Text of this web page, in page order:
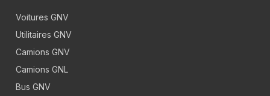
Voitures GNV
Utilitaires GNV
Camions GNV
Camions GNL
Bus GNV